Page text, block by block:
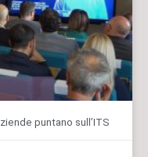
puntano sull’ITS